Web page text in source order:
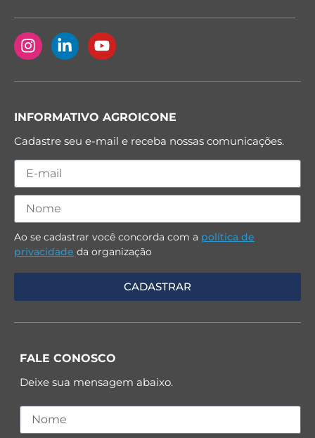
INFORMATIVO AGROICONE
Cadastre seu e-mail e receba nossas comunicações.
Ao se cadastrar você concorda com a política de
privacidade da organização
FALE CONOSCO
Deixe sua mensagem abaixo.